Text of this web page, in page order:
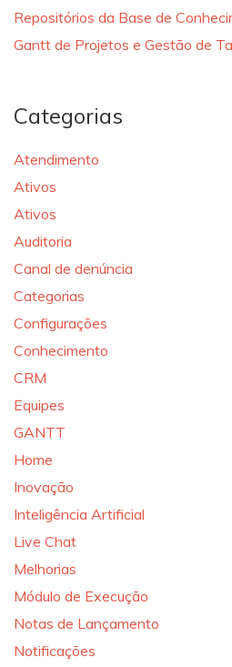
Repositórios da Base de
Gantt de Projetos e Gestão de
Categorias
Atendimento
Ativos
Ativos
Auditoria
Canal de denúncia
Categorias
Configurações
Conhecimento
CRM
Equipes
GANTT
Home
Inovação
Inteligência Artificial
Live Chat
Melhorias
Módulo de Execução
Notas de Lançamento
Notificações